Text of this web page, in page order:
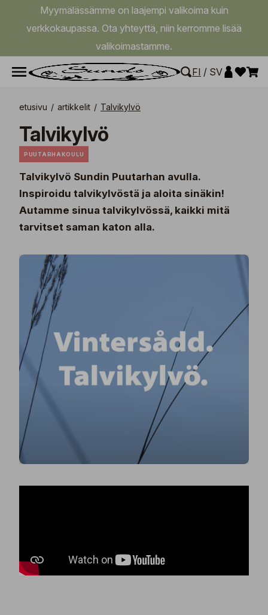
Myymälässämme on laajempi valikoima kuin
verkkokaupassa. Ota yhteyttä, niin kerromme lisää
valikoimastamme.
FI / SV
etusivu / artikkelit / Talvikylvö
Talvikylvö
PUUTARHAKOULU
Talvikylvö Sundin Puutarhan avulla.
Inspiroidu talvikylvöstä ja aloita sinäkin!
Autamme sinua talvikylvössä, kaikki mitä
tarvitset saman katon alla.